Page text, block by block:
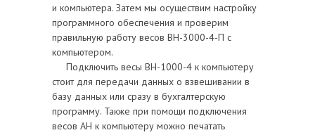
и компьютера. Затем мы осуществим настройку
программного обеспечения и проверим
правильную работу весов ВН-3000-4-П с
компьютером.
Подключить весы ВН-1000-4 к компьютеру
стоит для передачи данных о взвешивании в
базу данных или сразу в бухгалтерскую
программу. Также при помощи подключения
весов АН к компьютеру можно печатать